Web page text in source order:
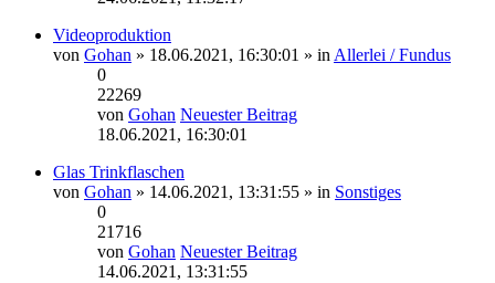
Videoproduktion
von Gohan » 18.06.2021, 16:30:01 » in Allerlei / Fundus
0
22269
von Gohan Neuester Beitrag
18.06.2021, 16:30:01
Glas Trinkflaschen
von Gohan » 14.06.2021, 13:31:55 » in Sonstiges
0
21716
von Gohan Neuester Beitrag
14.06.2021, 13:31:55